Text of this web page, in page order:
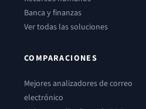
Banca y finanzas
Ver todas las soluciones
COMPARACIONES
Mejores analizadores de correo
electrónico